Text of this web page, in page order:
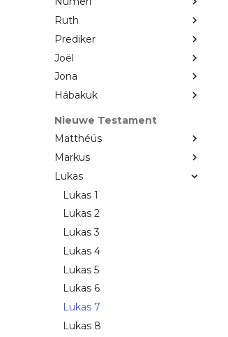
Ruth
Prediker
Joël
Jona
Hábakuk
Nieuwe Testament
Matthéüs
Markus
Lukas
Lukas 1
Lukas 2
Lukas 3
Lukas 4
Lukas 5
Lukas 6
Lukas 7
Lukas 8